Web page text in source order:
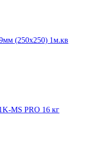
(250х250) 1м.кв
MS PRO 16 кг